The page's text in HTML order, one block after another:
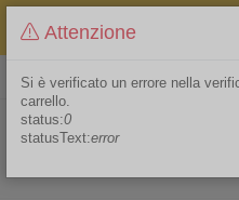
Il sito non chiude mai ma i
agosto 2026
Area Riservata
Attenzione
Si è verificato un errore nella
carrello.
status:0
statusText:error